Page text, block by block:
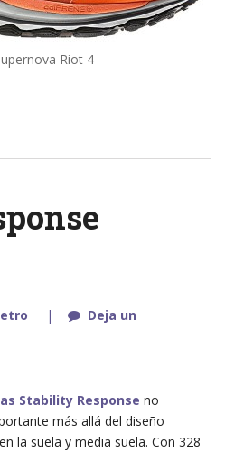
Riot 4
Deja un
Stability Response no
más allá del diseño
la suela y media suela. Con 328